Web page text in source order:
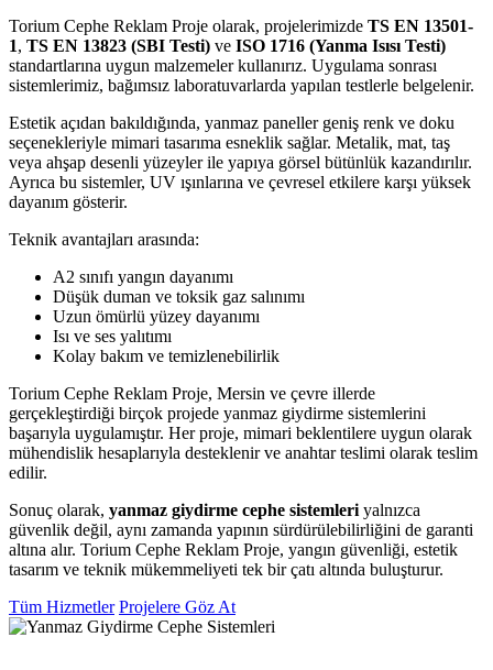
Torium Cephe Reklam Proje olarak, projelerimizde TS EN 13501-
1, TS EN 13823 (SBI Testi) ve ISO 1716 (Yanma Isısı Testi)
standartlarına uygun malzemeler kullanırız. Uygulama sonrası
sistemlerimiz, bağımsız laboratuvarlarda yapılan testlerle belgelenir.
Estetik açıdan bakıldığında, yanmaz paneller geniş renk ve doku
seçenekleriyle mimari tasarıma esneklik sağlar. Metalik, mat, taş
veya ahşap desenli yüzeyler ile yapıya görsel bütünlük kazandırılır.
Ayrıca bu sistemler, UV ışınlarına ve çevresel etkilere karşı yüksek
dayanım gösterir.
Teknik avantajları arasında:
A2 sınıfı yangın dayanımı
Düşük duman ve toksik gaz salınımı
Uzun ömürlü yüzey dayanımı
Isı ve ses yalıtımı
Kolay bakım ve temizlenebilirlik
Torium Cephe Reklam Proje, Mersin ve çevre illerde
gerçekleştirdiği birçok projede yanmaz giydirme sistemlerini
başarıyla uygulamıştır. Her proje, mimari beklentilere uygun olarak
mühendislik hesaplarıyla desteklenir ve anahtar teslimi olarak teslim
edilir.
Sonuç olarak, yanmaz giydirme cephe sistemleri yalnızca
güvenlik değil, aynı zamanda yapının sürdürülebilirliğini de garanti
altına alır. Torium Cephe Reklam Proje, yangın güvenliği, estetik
tasarım ve teknik mükemmeliyeti tek bir çatı altında buluşturur.
Tüm Hizmetler Projelere Göz At